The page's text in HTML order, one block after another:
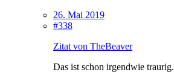
26. Mai 2019
#338
Zitat von TheBeaver
Das ist schon irgendwie traurig.